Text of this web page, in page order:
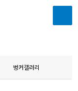
벙커갤러리